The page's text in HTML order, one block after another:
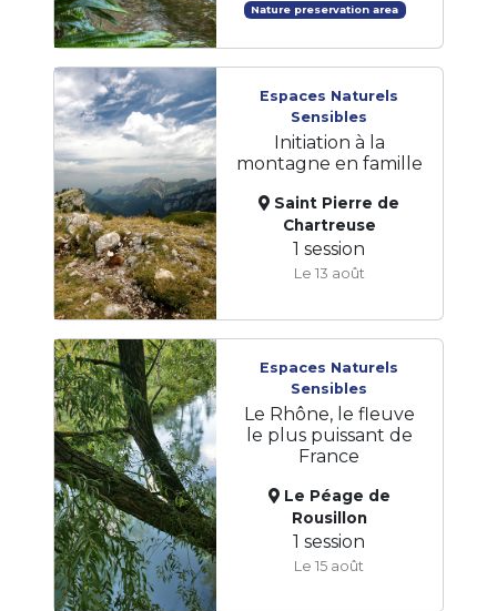
Nature preservation area
Espaces Naturels
Sensibles
Initiation à la
montagne en famille
Saint Pierre de
Chartreuse
1 session
Le 13 août
Espaces Naturels
Sensibles
Le Rhône, le fleuve
le plus puissant de
France
Le Péage de
Rousillon
1 session
Le 15 août